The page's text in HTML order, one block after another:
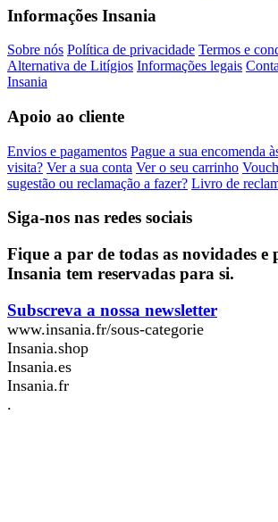
Informações Insania
Sobre nós Política de privacidade Termos e
Alternativa de Litígios Informações legais
Insania
Apoio ao cliente
Envios e pagamentos Pague a sua encomenda
visita? Ver a sua conta Ver o seu carrinho
sugestão ou reclamação a fazer? Livro de
Siga-nos nas redes sociais
Fique a par de todas as novidades e
Insania tem reservadas para si.
Subscreva a nossa newsletter
www.insania.fr/sous-categorie
Insania.shop
Insania.es
Insania.fr
.